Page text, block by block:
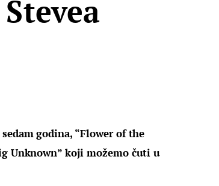
godina, “Flower of the
Unknown” koji možemo čuti u